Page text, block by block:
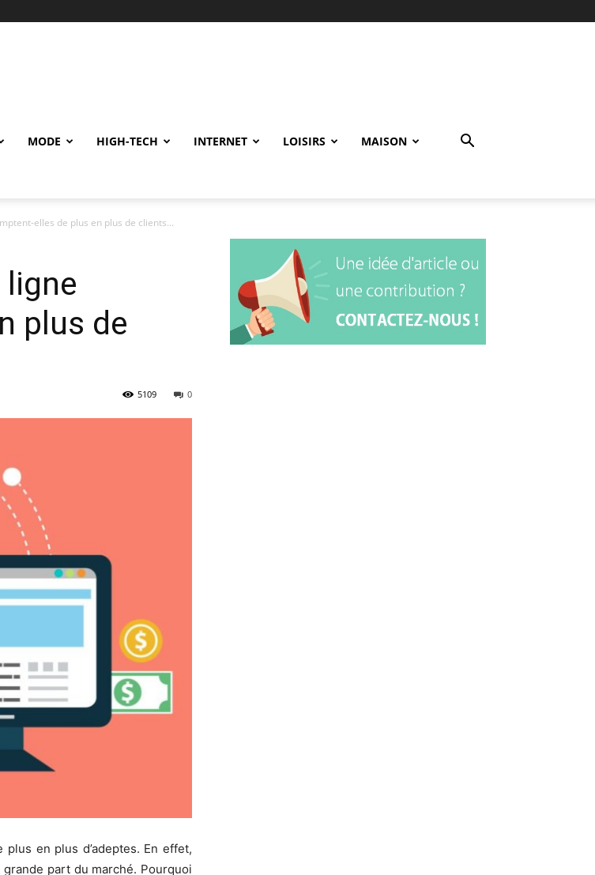
MODE HIGH-TECH INTERNET LOISIRS MAISON
elles de plus en plus de clients...
plus de
0
5109
en plus d’adeptes. En effet,
part du marché. Pourquoi